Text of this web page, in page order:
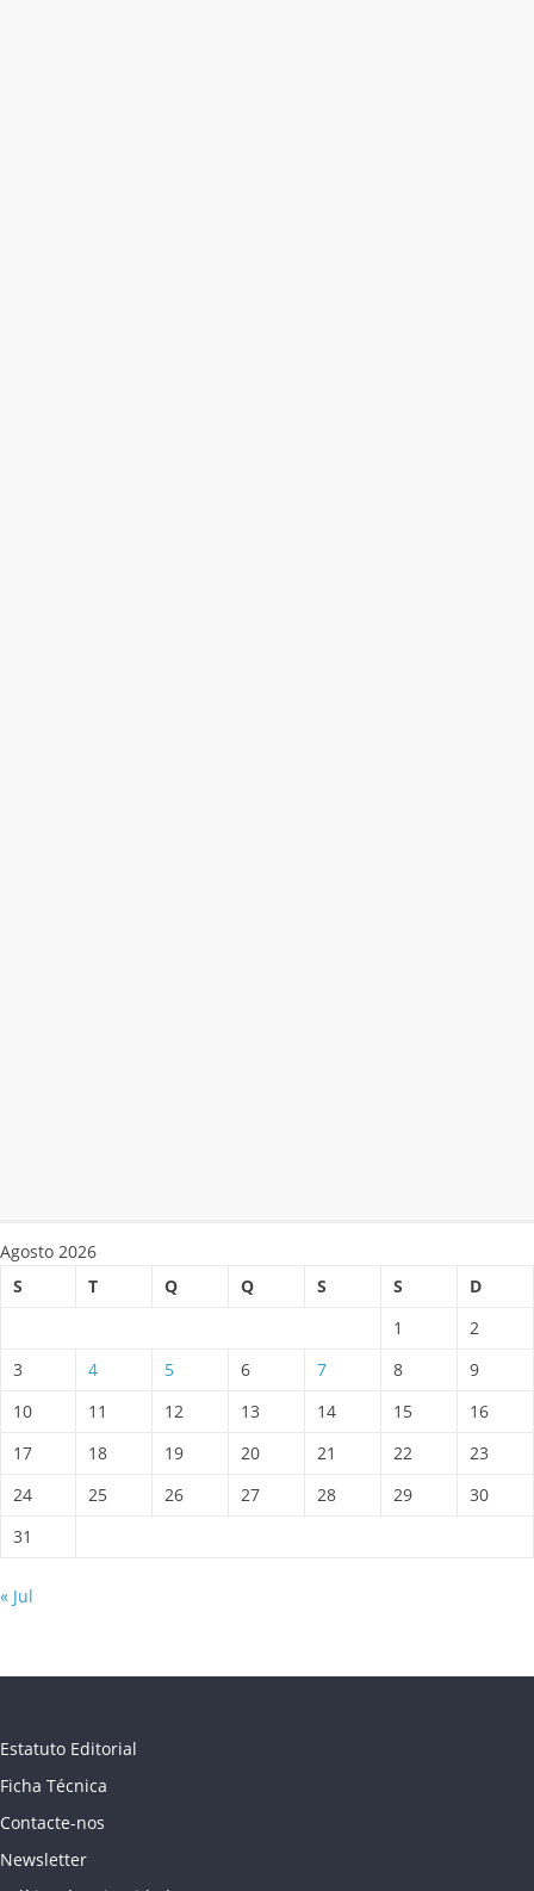
Agosto 2026
S
T Q Q S S
D
1
2
3
4 5 6 7 8
9
10
11 12 13 14 15
16
17
18 19 20 21 22
23
24
25 26 27 28 29
30
31
« Jul
Estatuto Editorial
Ficha Técnica
Contacte-nos
Newsletter